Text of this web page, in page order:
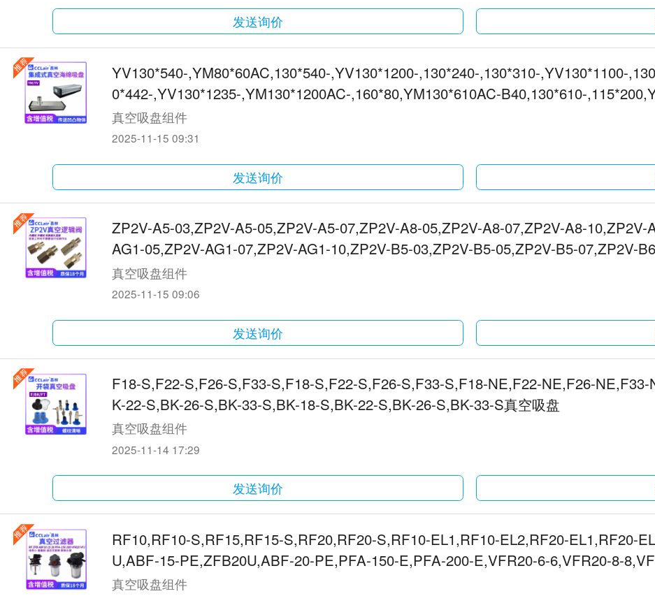
发送询价
YV130*540-,YM80*60AC,130*540-,YV130*1200-,130*240-,130*310-,YV130*1100-
0*442-,YV130*1235-,YM130*1200AC-,160*80,YM130*610AC-B40,130*610-
0AC-吸盘
真空吸盘组件
2025-11-15 09:31
发送询价
ZP2V-A5-03,ZP2V-A5-05,ZP2V-A5-07,ZP2V-A8-05,ZP2V-A8-07,ZP2V-A8-
AG1-05,ZP2V-AG1-07,ZP2V-AG1-10,ZP2V-B5-03,ZP2V-B5-05,ZP2V-B5-07,ZP2V-
5,ZP2V-B01-07,ZP2V-B01-10真空吸盘
真空吸盘组件
2025-11-15 09:06
发送询价
F18-S,F22-S,F26-S,F33-S,F18-S,F22-S,F26-S,F33-S,F18-NE,F22-NE,F26-
K-22-S,BK-26-S,BK-33-S,BK-18-S,BK-22-S,BK-26-S,BK-33-S真空吸盘
真空吸盘组件
2025-11-14 17:29
发送询价
RF10,RF10-S,RF15,RF15-S,RF20,RF20-S,RF10-EL1,RF10-EL2,RF20-EL1,RF20-
U,ABF-15-PE,ZFB20U,ABF-20-PE,PFA-150-E,PFA-200-E,VFR20-6-6,VFR20-8-
J-44,VFJ-66真空过滤器
真空吸盘组件